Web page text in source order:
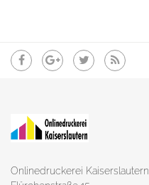
Onlinedruckerei Kaiserslautern